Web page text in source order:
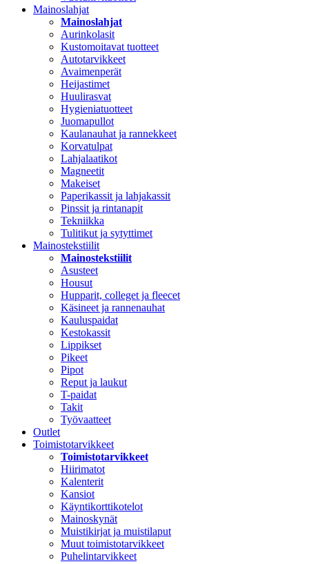
Mainoslahjat
Mainoslahjat
Aurinkolasit
Kustomoitavat tuotteet
Autotarvikkeet
Avaimenperät
Heijastimet
Huulirasvat
Hygieniatuotteet
Juomapullot
Kaulanauhat ja rannekkeet
Korvatulpat
Lahjalaatikot
Magneetit
Makeiset
Paperikassit ja lahjakassit
Pinssit ja rintanapit
Tekniikka
Tulitikut ja sytyttimet
Mainostekstiilit
Mainostekstiilit
Asusteet
Housut
Hupparit, colleget ja fleecet
Käsineet ja rannenauhat
Kauluspaidat
Kestokassit
Lippikset
Pikeet
Pipot
Reput ja laukut
T-paidat
Takit
Työvaatteet
Outlet
Toimistotarvikkeet
Toimistotarvikkeet
Hiirimatot
Kalenterit
Kansiot
Käyntikorttikotelot
Mainoskynät
Muistikirjat ja muistilaput
Muut toimistotarvikkeet
Puhelintarvikkeet